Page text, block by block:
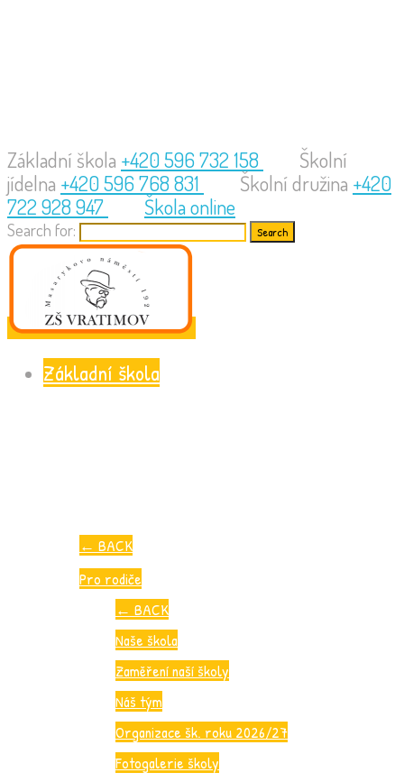
Základní škola +420 596 732 158
Školní
jídelna +420 596 768 831 Školní družina +420
722 928 947
Škola online
Search for:
Základní škola
← BACK
Pro rodiče
← BACK
Naše škola
Zaměření naší školy
Náš tým
Organizace šk. roku 2026/27
Fotogalerie školy